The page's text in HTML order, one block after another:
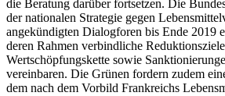
die Beratung darüber fortsetzen. Die
der nationalen Strategie gegen
angekündigten Dialogforen bis Ende 2019
deren Rahmen verbindliche
Wertschöpfungskette sowie
vereinbaren. Die Grünen fordern zudem
dem nach dem Vorbild Frankreichs